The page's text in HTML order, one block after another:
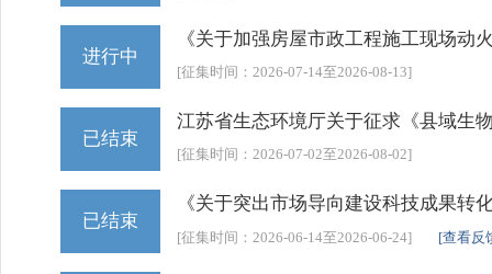
进行中
《关于加强房屋市政工程施工现场动
[征集时间：2026-07-14至2026-08-13]
已结束
江苏省生态环境厅关于征求《县域生
[征集时间：2026-07-02至2026-08-02]
已结束
《关于突出市场导向建设科技成果转
[征集时间：2026-06-14至2026-06-24] [查看反